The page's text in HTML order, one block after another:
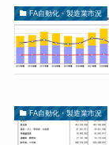
FA自動化・製造業市況
FA自動化・製造業市況